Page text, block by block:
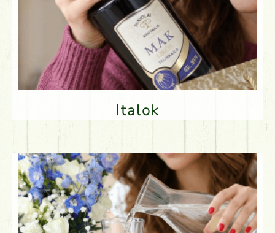
Italok